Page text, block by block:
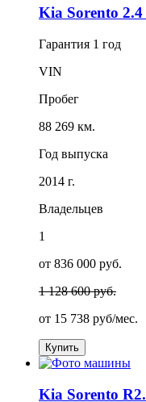
Kia Sorento
Гарантия 1 год
VIN
Пробег
88 269 км.
Год выпуска
2014 г.
Владельцев
1
от 836 000 руб.
1 128 600 руб.
от 15 738 руб/мес.
Купить
Kia Sorento